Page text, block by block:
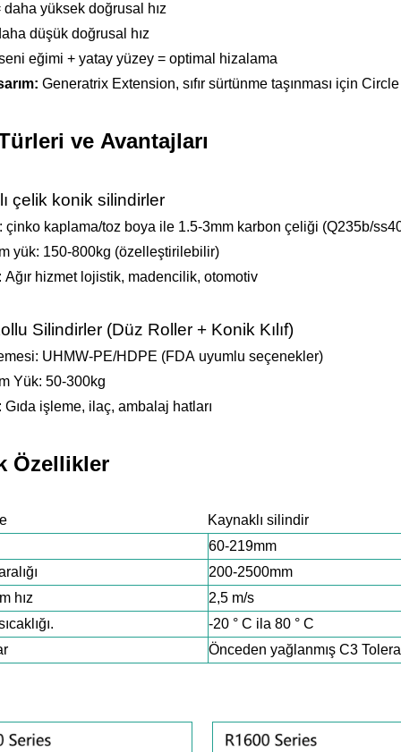
daha yüksek doğrusal hız
düşük doğrusal hız
eğimi + yatay yüzey = optimal hizalama
Generatrix Extension, sıfır sürtünme taşınması için
ve Avantajları
çelik konik silindirler
çinko kaplama/toz boya ile 1.5-3mm karbon çeliği (Q235b/
yük: 150-800kg (özelleştirilebilir)
Ağır hizmet lojistik, madencilik, otomotiv
Silindirler (Düz Roller + Konik Kılıf)
UHMW-PE/HDPE (FDA uyumlu seçenekler)
Yük: 50-300kg
işleme, ilaç, ambalaj hatları
Özellikler
Kaynaklı silindir
60-219mm
200-2500mm
hız
2,5 m/s
-20 ° C ila 80 ° C
Önceden yağlanmış C3